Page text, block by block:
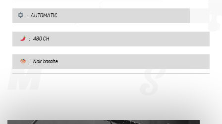
: AUTOMATIC
: 480 CH
: Noir basalte